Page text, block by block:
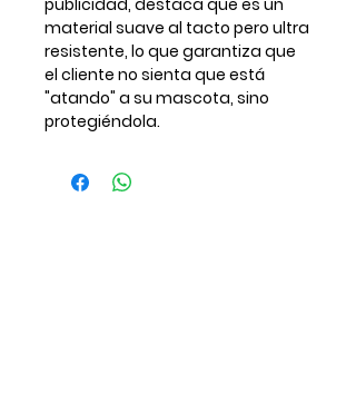
publicidad, destaca que es un
material suave al tacto pero ultra
resistente, lo que garantiza que
el cliente no sienta que está
"atando" a su mascota, sino
protegiéndola.